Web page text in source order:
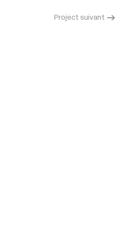
Project suivant >